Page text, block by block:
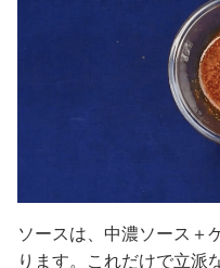
ソースは、中濃ソース＋
ります。これだけで立派